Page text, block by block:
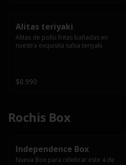
Alitas teriyaki
Alitas de pollo fritas bañadas en
nuestra exquisita salsa teriyaki
$8.990
Rochis Box
Independence Box
Nueva Box para celebrar este 4 de